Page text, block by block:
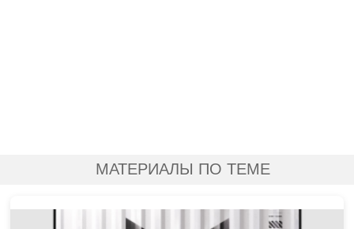
МАТЕРИАЛЫ ПО ТЕМЕ